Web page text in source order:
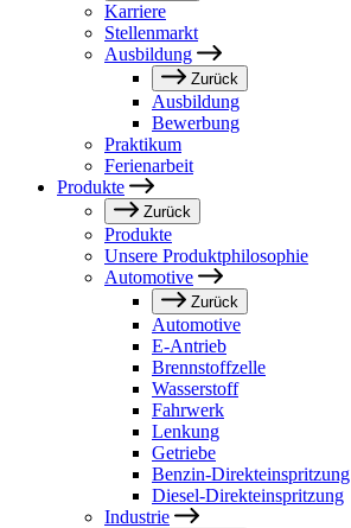
Karriere
Stellenmarkt
Ausbildung
Zurück
Ausbildung
Bewerbung
Praktikum
Ferienarbeit
Produkte
Zurück
Produkte
Unsere Produktphilosophie
Automotive
Zurück
Automotive
E-Antrieb
Brennstoffzelle
Wasserstoff
Fahrwerk
Lenkung
Getriebe
Benzin-Direkteinspritzung
Diesel-Direkteinspritzung
Industrie